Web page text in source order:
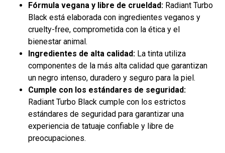
Fórmula vegana y libre de crueldad: Radiant Turbo
Black está elaborada con ingredientes veganos y
cruelty-free, comprometida con la ética y el
bienestar animal.
Ingredientes de alta calidad: La tinta utiliza
componentes de la más alta calidad que garantizan
un negro intenso, duradero y seguro para la piel.
Cumple con los estándares de seguridad:
Radiant Turbo Black cumple con los estrictos
estándares de seguridad para garantizar una
experiencia de tatuaje confiable y libre de
preocupaciones.